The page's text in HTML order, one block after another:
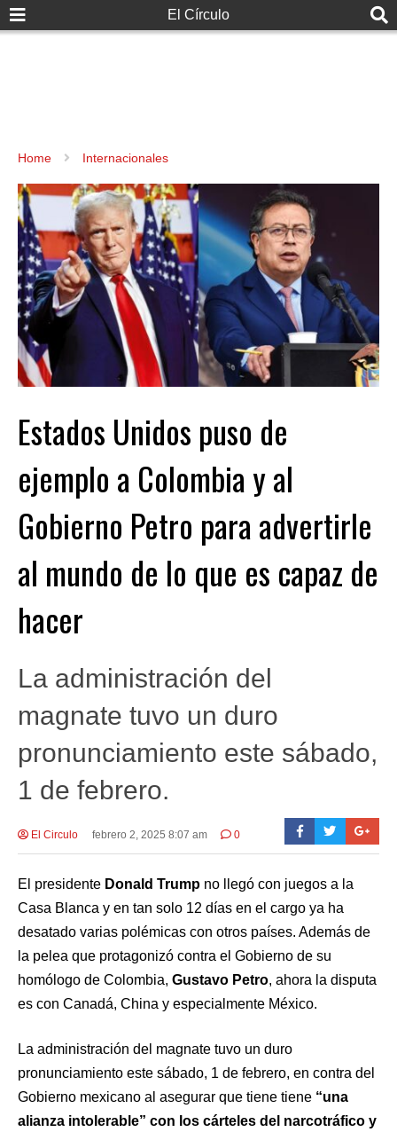
El Círculo
Home Internacionales
Estados Unidos puso de
ejemplo a Colombia y al
Gobierno Petro para advertirle
al mundo de lo que es capaz de
hacer
La administración del
magnate tuvo un duro
pronunciamiento este sábado,
1 de febrero.
El Circulo febrero 2, 2025 8:07 am 0
El presidente Donald Trump no llegó con juegos a la
Casa Blanca y en tan solo 12 días en el cargo ya ha
desatado varias polémicas con otros países. Además de
la pelea que protagonizó contra el Gobierno de su
homólogo de Colombia, Gustavo Petro, ahora la disputa
es con Canadá, China y especialmente México.
La administración del magnate tuvo un duro
pronunciamiento este sábado, 1 de febrero, en contra del
Gobierno mexicano al asegurar que tiene tiene “una
alianza intolerable” con los cárteles del narcotráfico y